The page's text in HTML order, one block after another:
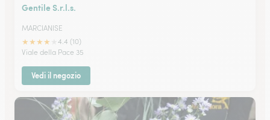
Gentile S.r.l.s.
MARCIANISE
★★★★
4.4 (10)
Viale della Pace 35
Vedi il negozio